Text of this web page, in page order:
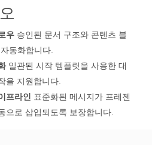
우 승인된 문서 구조와 콘텐츠 블
동화합니다.
일관된 시작 템플릿을 사용한 대
을 지원합니다.
프라인
표준화된 메시지가 프레젠
으로 삽입되도록 보장합니다.